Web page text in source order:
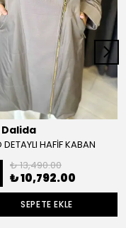
Dalida
DETAYLI HAFİF KABAN
₺ 13,490.00
₺ 10,792.00
SEPETE EKLE